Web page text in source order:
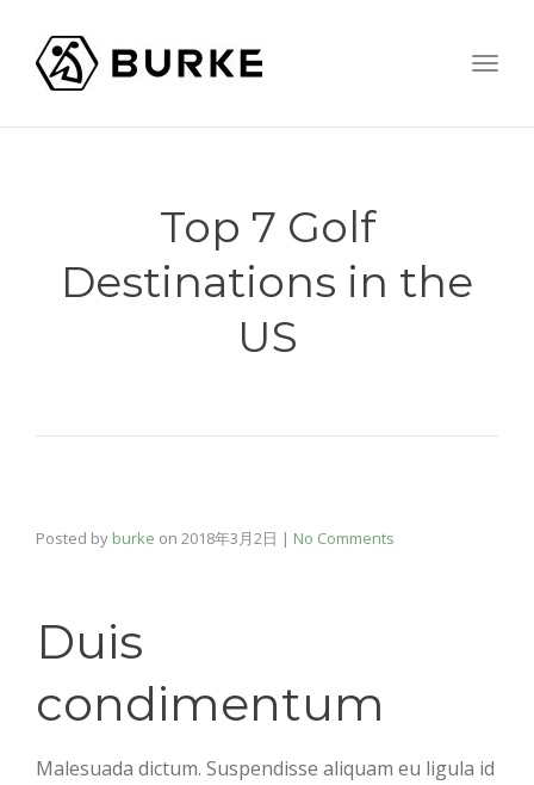
Top 7 Golf
Destinations in the
US
Posted by burke on 2018年3月2日 | No Comments
Duis
condimentum
Malesuada dictum. Suspendisse aliquam eu ligula id